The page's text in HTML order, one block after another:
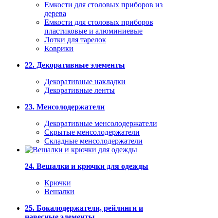
Емкости для столовых приборов из
дерева
Емкости для столовых приборов
пластиковые и алюминиевые
Лотки для тарелок
Коврики
22. Декоративные элементы
Декоративные накладки
Декоративные ленты
23. Менсолодержатели
Декоративные менсолодержатели
Скрытые менсолодержатели
Складные менсолодержатели
24. Вешалки и крючки для одежды
Крючки
Вешалки
25. Бокалодержатели, рейлинги и